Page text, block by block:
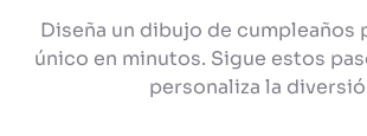
Diseña un dibujo de cumpleaños
único en minutos. Sigue estos
personaliza la